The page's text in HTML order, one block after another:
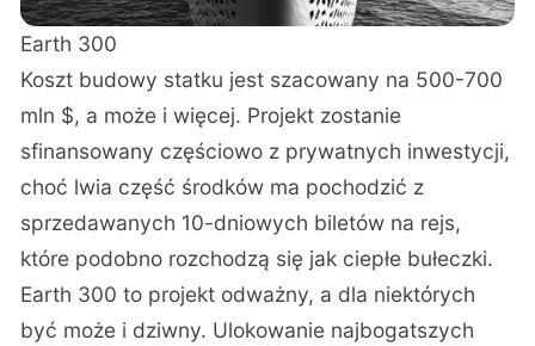
Earth 300
Koszt budowy statku jest szacowany na 500-700
mln $, a może i więcej. Projekt zostanie
sfinansowany częściowo z prywatnych inwestycji,
choć lwia część środków ma pochodzić z
sprzedawanych 10-dniowych biletów na rejs,
które podobno rozchodzą się jak ciepłe bułeczki.
Earth 300 to projekt odważny, a dla niektórych
być może i dziwny. Ulokowanie najbogatszych